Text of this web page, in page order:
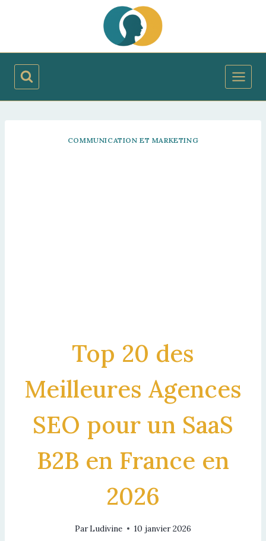
COMMUNICATION ET MARKETING
Top 20 des
Meilleures Agences
SEO pour un SaaS
B2B en France en
2026
ParLudivine 10 janvier 2026